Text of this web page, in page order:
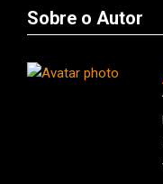
Sobre o Autor